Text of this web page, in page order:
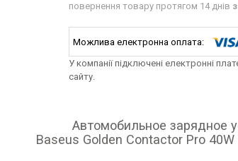
повернення товару протягом 14 днів
У компанії підключені електронні
сайту.
Автомобильное зарядное
Baseus Golden Contactor Pro 40W